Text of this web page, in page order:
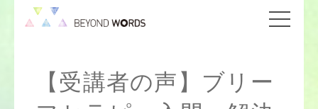
【受講者の声】ブリー